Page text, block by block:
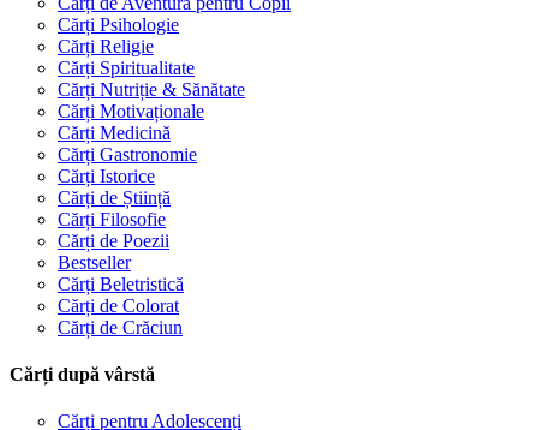
Cărți Psihologie
Cărți Religie
Cărți Spiritualitate
Cărți Nutriție & Sănătate
Cărți Motivaționale
Cărți Medicină
Cărți Gastronomie
Cărți Istorice
Cărți de Știință
Cărți Filosofie
Cărți de Poezii
Bestseller
Cărți Beletristică
Cărți de Colorat
Cărți de Crăciun
Cărți după vârstă
Cărți pentru Adolescenți